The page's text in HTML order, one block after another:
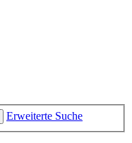
Erweiterte Suche